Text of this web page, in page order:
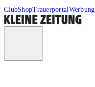
ClubShopTrauerportalWerbung